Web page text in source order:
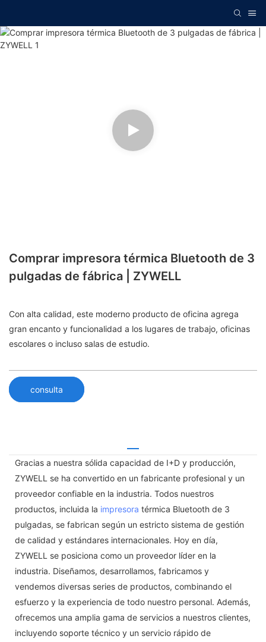
Comprar impresora térmica Bluetooth de 3
pulgadas de fábrica | ZYWELL
Con alta calidad, este moderno producto de oficina agrega
gran encanto y funcionalidad a los lugares de trabajo, oficinas
escolares o incluso salas de estudio.
consulta
Gracias a nuestra sólida capacidad de I+D y producción,
ZYWELL se ha convertido en un fabricante profesional y un
proveedor confiable en la industria. Todos nuestros
productos, incluida la impresora térmica Bluetooth de 3
pulgadas, se fabrican según un estricto sistema de gestión
de calidad y estándares internacionales. Hoy en día,
ZYWELL se posiciona como un proveedor líder en la
industria. Diseñamos, desarrollamos, fabricamos y
vendemos diversas series de productos, combinando el
esfuerzo y la experiencia de todo nuestro personal. Además,
ofrecemos una amplia gama de servicios a nuestros clientes,
incluyendo soporte técnico y un servicio rápido de